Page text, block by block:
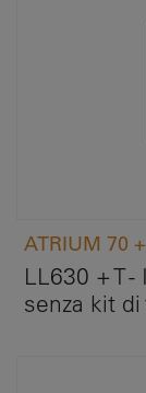
ATRIUM 70
LL630 + T
senza kit